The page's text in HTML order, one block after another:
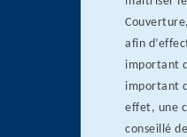
afin
important
important
effet, une
conseillé